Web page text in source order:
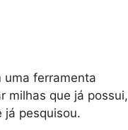
uma ferramenta
milhas que já possui,
já pesquisou.